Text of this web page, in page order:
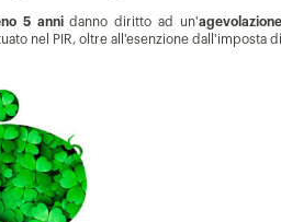
5 annidanno diritto ad un'
nel PIR, oltre all'esenzione dall'imposta